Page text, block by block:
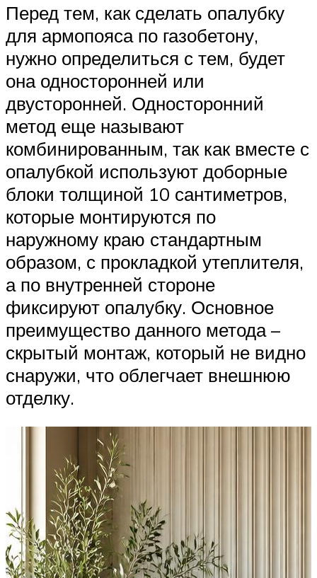
Перед тем, как сделать опалубку
для армопояса по газобетону,
нужно определиться с тем, будет
она односторонней или
двусторонней. Односторонний
метод еще называют
комбинированным, так как вместе с
опалубкой используют доборные
блоки толщиной 10 сантиметров,
которые монтируются по
наружному краю стандартным
образом, с прокладкой утеплителя,
а по внутренней стороне
фиксируют опалубку. Основное
преимущество данного метода –
скрытый монтаж, который не видно
снаружи, что облегчает внешнюю
отделку.